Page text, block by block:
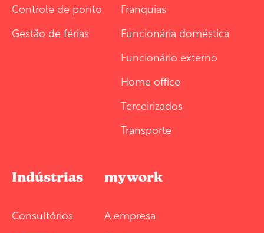
Controle de ponto
Gestão de férias
Franquias
Funcionária doméstica
Funcionário externo
Home office
Terceirizados
Transporte
Indústrias
Consultórios
mywork
A empresa